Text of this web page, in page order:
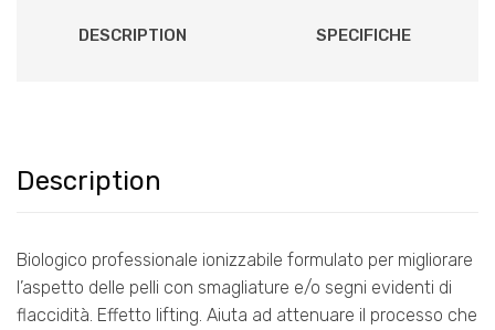
DESCRIPTION SPECIFICHE
Description
Biologico professionale ionizzabile formulato per migliorare
l’aspetto delle pelli con smagliature e/o segni evidenti di
flaccidità. Effetto lifting. Aiuta ad attenuare il processo che